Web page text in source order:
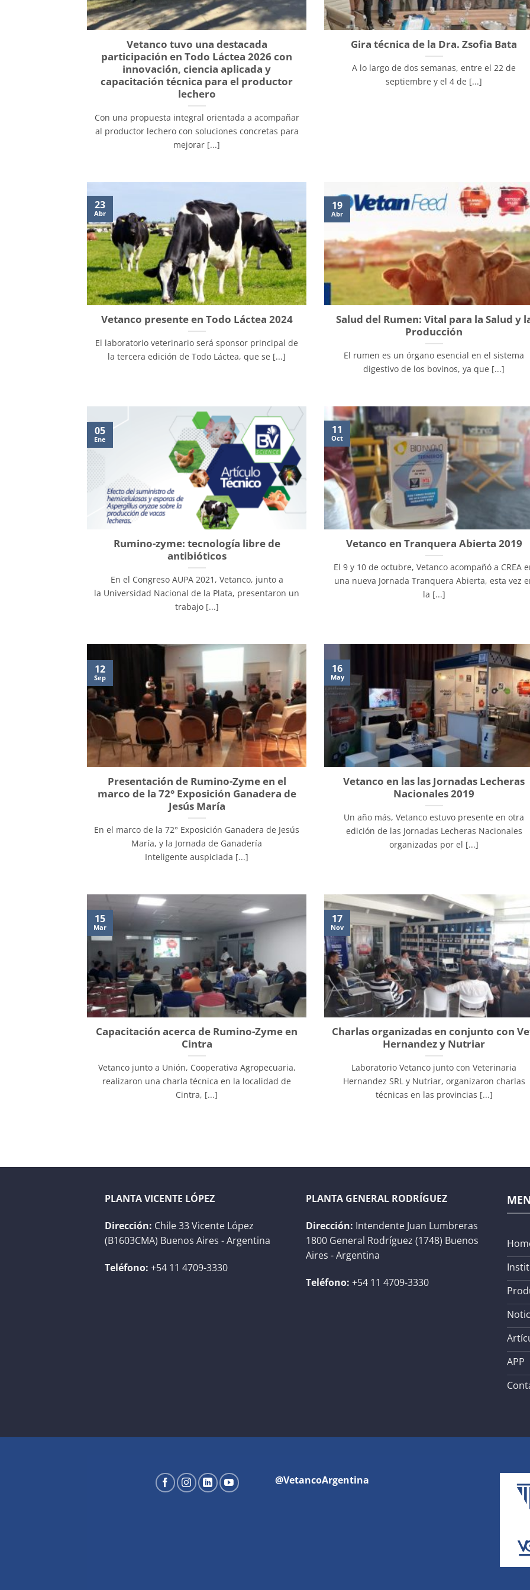
Vetanco tuvo una destacada
participación en Todo Láctea 2026 con
innovación, ciencia aplicada y
capacitación técnica para el productor
lechero
Con una propuesta integral orientada a acompañar
al productor lechero con soluciones concretas para
mejorar [...]
Gira técnica de la Dra. Zsofia Bata
A lo largo de dos semanas, entre el 22 de
septiembre y el 4 de [...]
Vetanco presente en Todo Láctea 2024
El laboratorio veterinario será sponsor principal de
la tercera edición de Todo Láctea, que se [...]
23
Abr
Salud del Rumen: Vital para la Salud y
Producción
El rumen es un órgano esencial en el sistema
digestivo de los bovinos, ya que [...]
19
Abr
Rumino-zyme: tecnología libre de
antibióticos
En el Congreso AUPA 2021, Vetanco, junto a
la Universidad Nacional de la Plata, presentaron un
trabajo [...]
05
Ene
Vetanco en Tranquera Abierta 2019
El 9 y 10 de octubre, Vetanco acompañó a CREA
una nueva Jornada Tranquera Abierta, esta vez
la [...]
11
Oct
Presentación de Rumino-Zyme en el
marco de la 72° Exposición Ganadera de
Jesús María
En el marco de la 72° Exposición Ganadera de Jesús
María, y la Jornada de Ganadería
Inteligente auspiciada [...]
12
Sep
Vetanco en las las Jornadas Lecheras
Nacionales 2019
Un año más, Vetanco estuvo presente en otra
edición de las Jornadas Lecheras Nacionales
organizadas por el [...]
16
May
Capacitación acerca de Rumino-Zyme en
Cintra
Vetanco junto a Unión, Cooperativa Agropecuaria,
realizaron una charla técnica en la localidad de
Cintra, [...]
15
Mar
Charlas organizadas en conjunto con
Hernandez y Nutriar
Laboratorio Vetanco junto con Veterinaria
Hernandez SRL y Nutriar, organizaron charlas
técnicas en las provincias [...]
17
Nov
PLANTA VICENTE LÓPEZ
Dirección: Chile 33 Vicente López
(B1603CMA) Buenos Aires - Argentina
Teléfono: +54 11 4709-3330
PLANTA GENERAL RODRÍGUEZ
Dirección: Intendente Juan Lumbreras
1800 General Rodríguez (1748) Buenos
Aires - Argentina
Teléfono: +54 11 4709-3330
APP
@VetancoArgentina